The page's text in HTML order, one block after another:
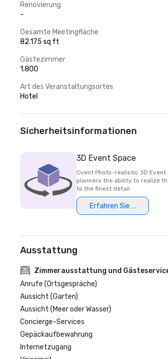
Renovierung
-
Gesamte Meetingfläche
82.175 sq ft
Gästezimmer
1.800
Art des Veranstaltungsortes
Hotel
Sicherheitsinformationen
3D Event Space
Cvent Photo-realistic 3D Event
planners the ability to realize
to the finest detail.
Erfahren Sie mehr
Ausstattung
Zimmerausstattung und
Anrufe (Ortsgespräche)
Aussicht (Garten)
Aussicht (Meer oder Wasser)
Concierge-Services
Gepäckaufbewahrung
Internetzugang